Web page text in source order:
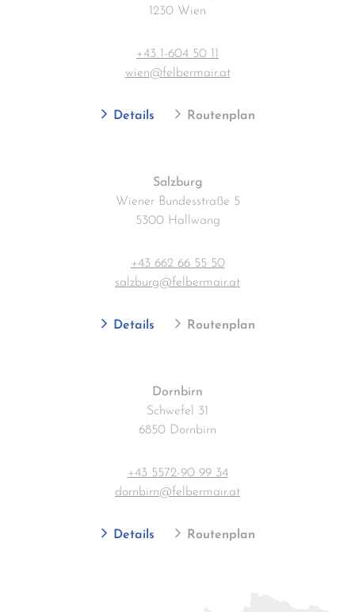
1230 Wien
+43 1-604 50 11
wien@felbermair.at
Details Routenplan
Salzburg
Wiener Bundesstraße 5
5300 Hallwang
+43 662 66 55 50
salzburg@felbermair.at
Details Routenplan
Dornbirn
Schwefel 31
6850 Dornbirn
+43 5572-90 99 34
dornbirn@felbermair.at
Details Routenplan